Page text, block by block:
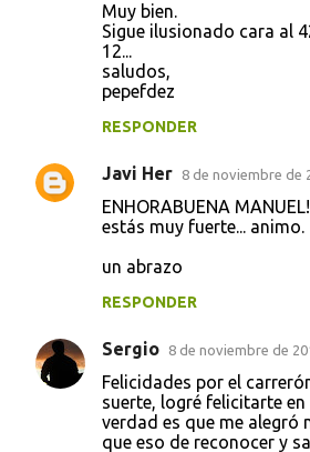
Muy bien.
Sigue ilusionado cara al
12...
saludos,
pepefdez
RESPONDER
Javi Her 8 de noviembre de
ENHORABUENA
estás muy fuerte... animo.
un abrazo
RESPONDER
Sergio 8 de noviembre de
Felicidades por el
suerte, logré felicitarte en
verdad es que me alegró
que eso de reconocer y